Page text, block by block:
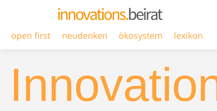
open first neudenken ökosystem lexikon